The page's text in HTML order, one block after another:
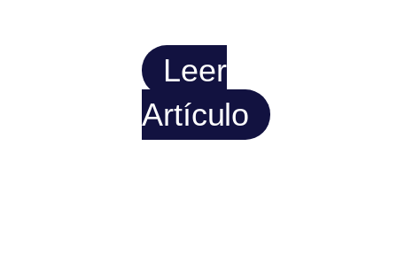
Leer
Artículo